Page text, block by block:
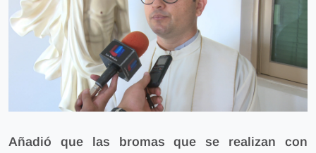
Añadió que las bromas que se realizan con